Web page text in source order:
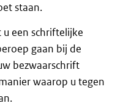
staan.
een schriftelijke
gaan bij de
bezwaarschrift
waarop u tegen